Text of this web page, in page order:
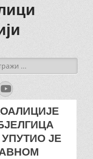
YouTube
ЈЕ